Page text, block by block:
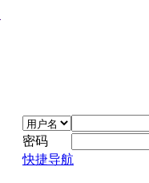
密码
快捷导航